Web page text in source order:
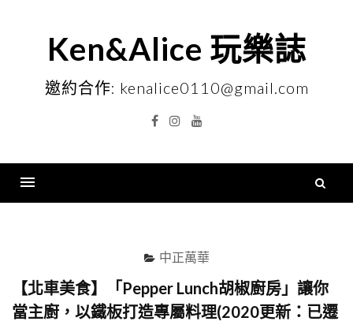
Ken&Alice 玩樂誌
邀約合作: kenalice0110@gmail.com
FacebookInstagramYouTube
中正萬華
【北車美食】「Pepper Lunch胡椒廚房」讓你
當主廚，以鐵板打造專屬料理(2020更新：已遷